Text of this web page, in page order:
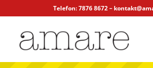
Telefon: 7876 8672 –